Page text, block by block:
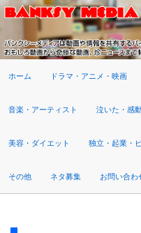
ホーム ドラマ・アニメ・映画
音楽・アーティスト 泣いた・感
美容・ダイエット 独立・起業・
その他 ネタ募集 お問い合わ